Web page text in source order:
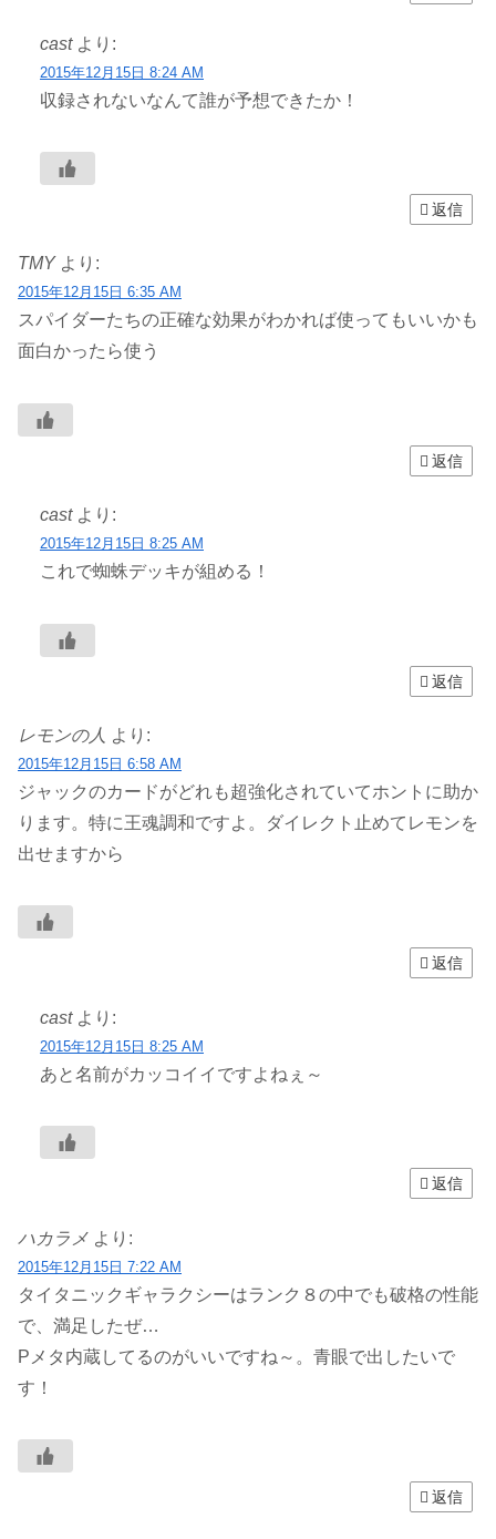
cast より:
2015年12月15日 8:24 AM
収録されないなんて誰が予想できたか！
返信
TMY より:
2015年12月15日 6:35 AM
スパイダーたちの正確な効果がわかれば使ってもいいかも
面白かったら使う
返信
cast より:
2015年12月15日 8:25 AM
これで蜘蛛デッキが組める！
返信
レモンの人 より:
2015年12月15日 6:58 AM
ジャックのカードがどれも超強化されていてホントに助か
ります。特に王魂調和ですよ。ダイレクト止めてレモンを
出せますから
返信
cast より:
2015年12月15日 8:25 AM
あと名前がカッコイイですよねぇ～
返信
ハカラメ より:
2015年12月15日 7:22 AM
タイタニックギャラクシーはランク８の中でも破格の性能
で、満足したぜ…
Pメタ内蔵してるのがいいですね～。青眼で出したいで
す！
返信